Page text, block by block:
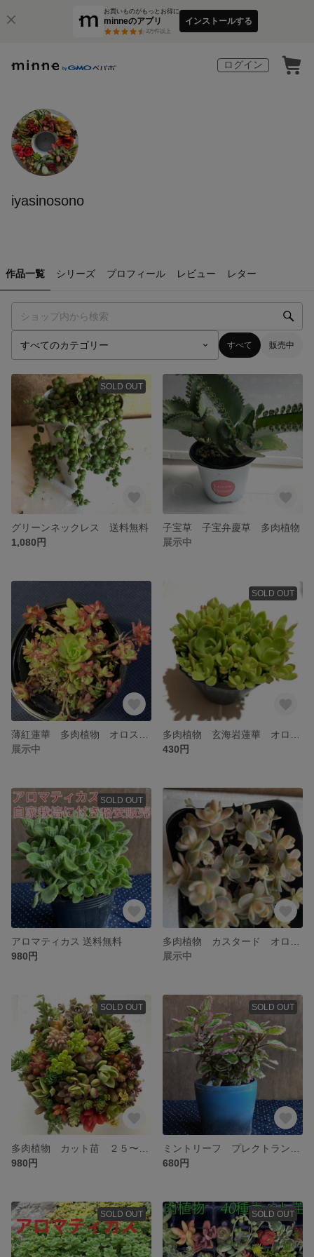
お買いものがもっとお得に
minneのアプリ
3万件以上
インストールする
ログイン
iyasinosono
作品一覧 シリーズ プロフィール レビュー レター
すべて 販売中
SOLD OUT
グリーンネックレス 送料無料
1,080円
子宝草 子宝弁慶草 多肉植物
展示中
展示中
SOLD OUT
430円
SOLD OUT
アロマティカス 送料無料
980円
展示中
SOLD OUT
980円
SOLD OUT
680円
SOLD OUT SOLD OUT